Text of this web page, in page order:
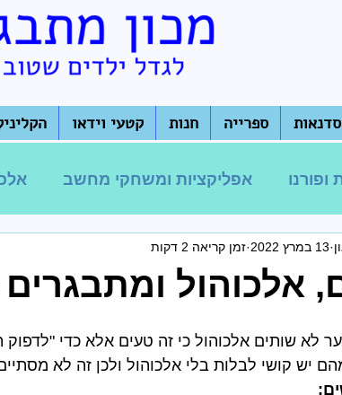
ספרייה חנות קטעי וידאו
ופורנו אפליקציות ומשחקי מחשב
להט"ב
אלכוהול
13 במרץ 2022 זמן קריאה 2 דקות
לא שותים אלכוהול כי זה טעים אלא כדי
יש קושי לבלות בלי אלכוהול ולכן זה לא